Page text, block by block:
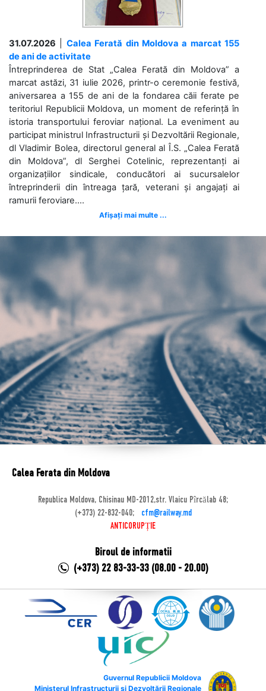
31.07.2026
Calea Ferată din Moldova a marcat 155
de ani de activitate
Întreprinderea de Stat „Calea Ferată din Moldova” a
marcat astăzi, 31 iulie 2026, printr-o ceremonie festivă,
aniversarea a 155 de ani de la fondarea căii ferate pe
teritoriul Republicii Moldova, un moment de referință în
istoria transportului feroviar național. La eveniment au
participat ministrul Infrastructurii și Dezvoltării Regionale,
dl Vladimir Bolea, directorul general al Î.S. „Calea Ferată
din Moldova”, dl Serghei Cotelinic, reprezentanți ai
organizațiilor sindicale, conducători ai sucursalelor
întreprinderii din întreaga țară, veterani și angajați ai
ramurii feroviare....
Afișați mai multe ...
Calea Ferata din Moldova
Republica Moldova, Chisinau MD-2012,str. Vlaicu Pîrcălab 48;
(+373) 22-832-040;
cfm@railway.md
ANTICORUPȚIE
Biroul de informatii
(+373) 22 83-33-33 (08.00 - 20.00)
Guvernul Republicii Moldova
Ministerul Infrastructurii și Dezvoltării Regionale